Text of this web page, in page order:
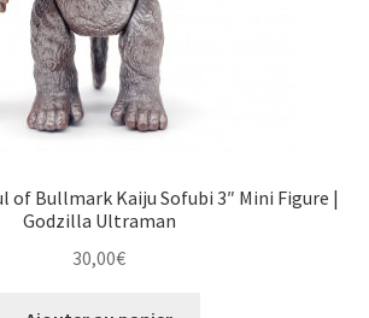
of Bullmark Kaiju Sofubi 3″ Mini Figure |
Godzilla Ultraman
30,00€